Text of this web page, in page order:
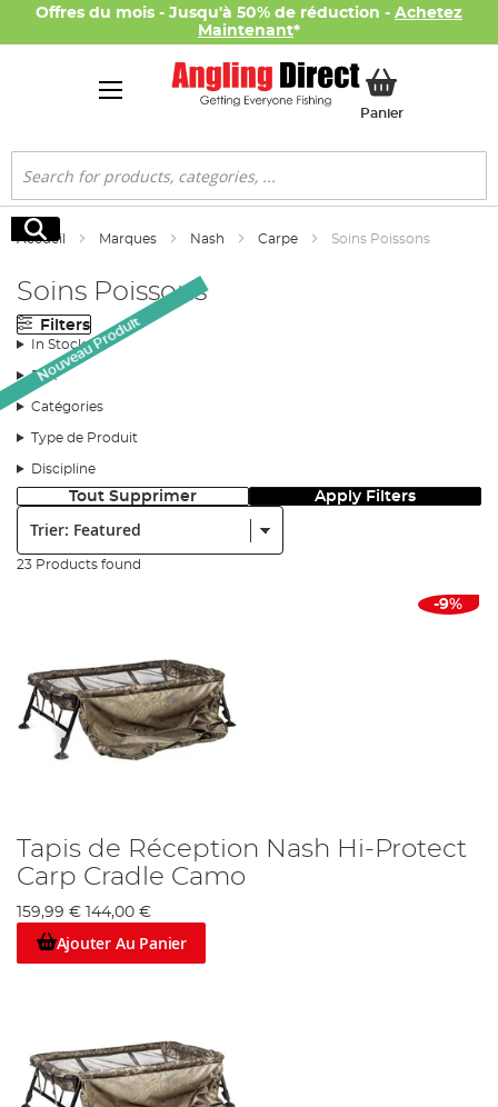
Offres du mois - Jusqu'à 50% de réduction - Achetez
Maintenant*
PanierMon panier
Rechercher
Rechercher
Accueil Marques Nash Carpe Soins Poissons
Soins Poissons
Filters
In Stock
Prix
Catégories
Type de Produit
Discipline
Tout Supprimer Apply Filters
23 Products found
-9%
Tapis de Réception Nash Hi-Protect
Carp Cradle Camo
159,99 € 144,00 €
Ajouter Au Panier
Nouveau Produit